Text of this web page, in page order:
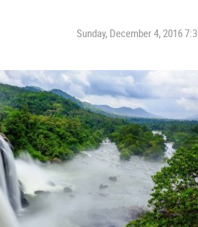
Sunday, December 4, 2016